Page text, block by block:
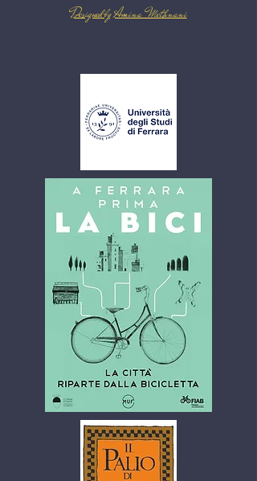
Designed by Amina Methnani